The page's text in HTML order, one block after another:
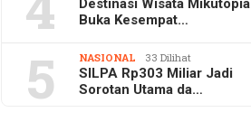
Destinasi Wisata Mikutopia
Buka Kesempat…
5 NASIONAL 33 Dilihat
SILPA Rp303 Miliar Jadi
Sorotan Utama da…